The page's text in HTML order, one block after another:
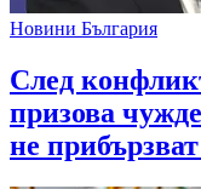
Новини България
След
призова
не